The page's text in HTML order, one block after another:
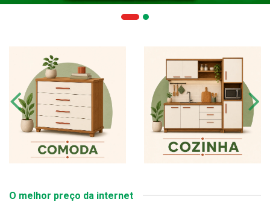
O melhor preço da internet